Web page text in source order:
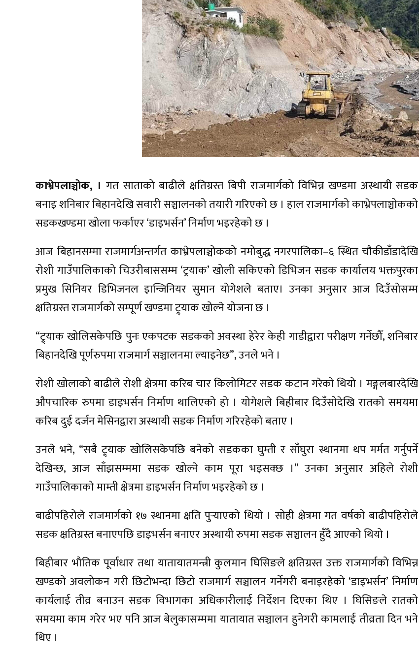
काभ्रेपलाञ्चोक, । गत साताको बाढीले क्षतिग्रस्त बिपी राजमार्गको विभिन्न खण्डमा अस्थायी सडक
बनाइ शनिबार बिहानदेखि सवारी सञ्चालनको तयारी गरिएको छ । हाल राजमार्गको काभ्रेपलाञ्चोकको
सडकखण्डमा खोला फर्काएर ‘डाइभर्सन’ निर्माण भइरहेको छ ।
आज बिहानसम्मा राजमार्गअन्तर्गत काभ्रेपलाञ्चोकको नमोबुद्ध नगरपालिका–६ स्थित चौकीडाँडादेखि
रोशी गाउँपालिकाको चिउरीबाससम्म ‘ट्रयाक’ खोली सकिएको डिभिजन सडक कार्यालय भक्तपुरका
प्रमुख सिनियर डिभिजनल इान्जिनियर सुमान योगेशले बताए। उनका अनुसार आज दिउँसोसम्म
क्षतिग्रस्त राजमार्गको सम्पूर्ण खण्डमा ट्र्याक खोल्ने योजना छ ।
“ट्र्याक खोलिसकेपछि पुनः एकपटक सडकको अवस्था हेरेर केही गाडीद्वारा परीक्षण गर्नेछौँ, शनिबार
बिहानदेखि पूर्णरुपमा राजमार्ग सञ्चालनमा ल्याइनेछ”, उनले भने ।
रोशी खोलाको बाढीले रोशी क्षेत्रमा करिब चार किलोमिटर सडक कटान गरेको थियो । मङ्गलबारदेखि
औपचारिक रुपमा डाइभर्सन निर्माण थालिएको हो । योगेशले बिहीबार दिउँसोदेखि रातको समयमा
करिब दुई दर्जन मेसिनद्वारा अस्थायी सडक निर्माण गरिरहेको बताए ।
उनले भने, “सबै ट्र्याक खोलिसकेपछि बनेको सडकका घुम्ती र साँघुरा स्थानमा थप मर्मत गर्नुपर्ने
देखिन्छ, आज साँझसम्ममा सडक खोल्ने काम पूरा भइसक्छ ।” उनका अनुसार अहिले रोशी
गाउँपालिकाको माम्ती क्षेत्रमा डाइभर्सन निर्माण भइरहेको छ ।
बाढीपहिरोले राजमार्गको १७ स्थानमा क्षति पुर्‍याएको थियो । सोही क्षेत्रमा गत वर्षको बाढीपहिरोले
सडक क्षतिग्रस्त बनाएपछि डाइभर्सन बनाएर अस्थायी रुपमा सडक सञ्चालन हुँदै आएको थियो ।
बिहीबार भौतिक पूर्वाधार तथा यातायातमन्त्री कुलमान घिसिङले क्षतिग्रस्त उक्त राजमार्गको विभिन्न
खण्डको अवलोकन गरी छिटोभन्दा छिटो राजमार्ग सञ्चालन गर्नेगरी बनाइरहेको ‘डाइभर्सन’ निर्माण
कार्यलाई तीव्र बनाउन सडक विभागका अधिकारीलाई निर्देशन दिएका थिए । घिसिङले रातको
समयमा काम गरेर भए पनि आज बेलुकासम्ममा यातायात सञ्चालन हुनेगरी कामलाई तीव्रता दिन भने
थिए ।